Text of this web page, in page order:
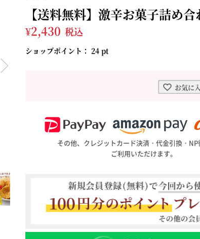
理に合わせて一味・七味を選ぶ
土産・ギフト 贈る人に合わせて一味・七味を選ぶ
【送料無料】激辛お菓子詰め
¥2,430 税込
ショップポイント： 24 pt
お気に
その他、クレジットカード決済・代金引換・NP
ご利用いただけます。